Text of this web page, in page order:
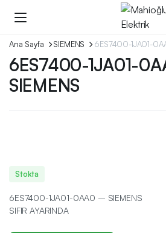
Ana Sayfa SIEMENS 6ES7400-1JA01-
6ES7400-1JA01-
SIEMENS
Stokta
6ES7400-1JA01-0AA0 – SIEMENS
SIFIR AYARINDA